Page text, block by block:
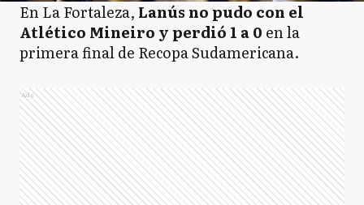
En La Fortaleza, Lanús no pudo con el
Atlético Mineiro y perdió 1 a 0 en la
primera final de Recopa Sudamericana.
Ads